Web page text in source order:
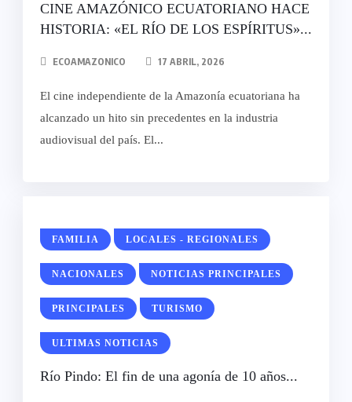
CINE AMAZÓNICO ECUATORIANO HACE
HISTORIA: «EL RÍO DE LOS ESPÍRITUS»...
ECOAMAZONICO 17 ABRIL, 2026
El cine independiente de la Amazonía ecuatoriana ha
alcanzado un hito sin precedentes en la industria
audiovisual del país. El...
FAMILIA LOCALES - REGIONALES
NACIONALES NOTICIAS PRINCIPALES
PRINCIPALES TURISMO
ULTIMAS NOTICIAS
Río Pindo: El fin de una agonía de 10 años...